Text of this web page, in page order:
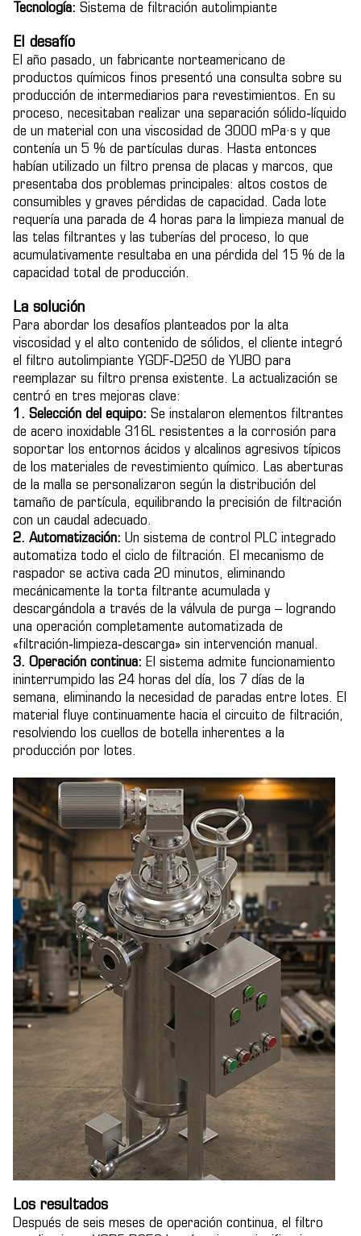
Tecnología: Sistema de filtración autolimpiante
El desafío
El año pasado, un fabricante norteamericano de
productos químicos finos presentó una consulta sobre su
producción de intermediarios para revestimientos. En su
proceso, necesitaban realizar una separación sólido‑líquido
de un material con una viscosidad de 3000 mPa·s y que
contenía un 5 % de partículas duras. Hasta entonces
habían utilizado un filtro prensa de placas y marcos, que
presentaba dos problemas principales: altos costos de
consumibles y graves pérdidas de capacidad. Cada lote
requería una parada de 4 horas para la limpieza manual de
las telas filtrantes y las tuberías del proceso, lo que
acumulativamente resultaba en una pérdida del 15 % de la
capacidad total de producción.
La solución
Para abordar los desafíos planteados por la alta
viscosidad y el alto contenido de sólidos, el cliente integró
el filtro autolimpiante YGDF‑D250 de YUBO para
reemplazar su filtro prensa existente. La actualización se
centró en tres mejoras clave:
1. Selección del equipo: Se instalaron elementos filtrantes
de acero inoxidable 316L resistentes a la corrosión para
soportar los entornos ácidos y alcalinos agresivos típicos
de los materiales de revestimiento químico. Las aberturas
de la malla se personalizaron según la distribución del
tamaño de partícula, equilibrando la precisión de filtración
con un caudal adecuado.
2. Automatización: Un sistema de control PLC integrado
automatiza todo el ciclo de filtración. El mecanismo de
raspador se activa cada 20 minutos, eliminando
mecánicamente la torta filtrante acumulada y
descargándola a través de la válvula de purga – logrando
una operación completamente automatizada de
«filtración‑limpieza‑descarga» sin intervención manual.
3. Operación continua: El sistema admite funcionamiento
ininterrumpido las 24 horas del día, los 7 días de la
semana, eliminando la necesidad de paradas entre lotes. El
material fluye continuamente hacia el circuito de filtración,
resolviendo los cuellos de botella inherentes a la
producción por lotes.
Los resultados
Después de seis meses de operación continua, el filtro